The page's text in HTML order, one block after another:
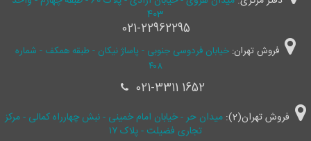
403
021-22962295
فروش تهران: خیابان فردوسی جنوبی - پاساژ نیکان - طبقه همکف - شماره
۴۰۸
021-3311 1652
فروش تهران(2):
میدان حر - خیابان امام خمینی - نبش چهارراه کمالی - مرکز
تجاری فضیلت - پلاک ۱۷